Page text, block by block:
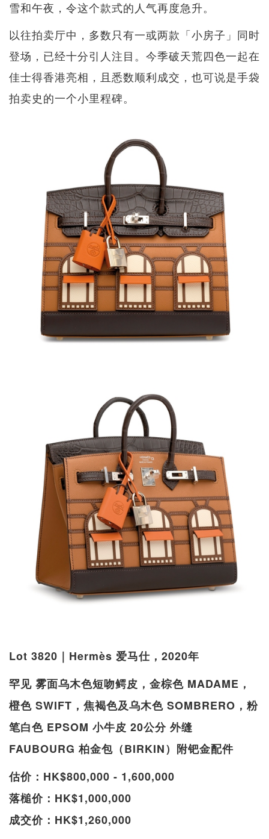
雪和午夜，令这个款式的人气再度急升。
以往拍卖厅中，多数只有一或两款「小房子」同时
登场，已经十分引人注目。今季破天荒四色一起在
佳士得香港亮相，且悉数顺利成交，也可说是手袋
拍卖史的一个小里程碑。
Lot 3820｜Hermès 爱马仕，2020年
罕见 雾面乌木色短吻鳄皮，金棕色 MADAME，
橙色 SWIFT，焦褐色及乌木色 SOMBRERO，粉
笔白色 EPSOM 小牛皮 20公分 外缝
FAUBOURG 柏金包（BIRKIN）附钯金配件
估价：HK$800,000 - 1,600,000
落槌价：HK$1,000,000
成交价：HK$1,260,000